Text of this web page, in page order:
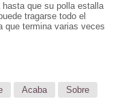
hasta que su polla estalla
tragarse todo el
que termina varias veces
Acaba
Sobre